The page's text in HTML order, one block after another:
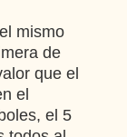
mismo
de
que el
el
el 5